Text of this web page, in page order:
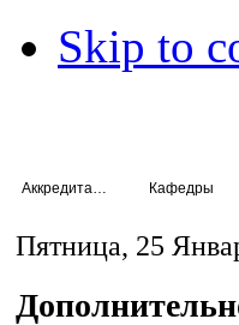
Skip to
Кафедры
Пятница, 25